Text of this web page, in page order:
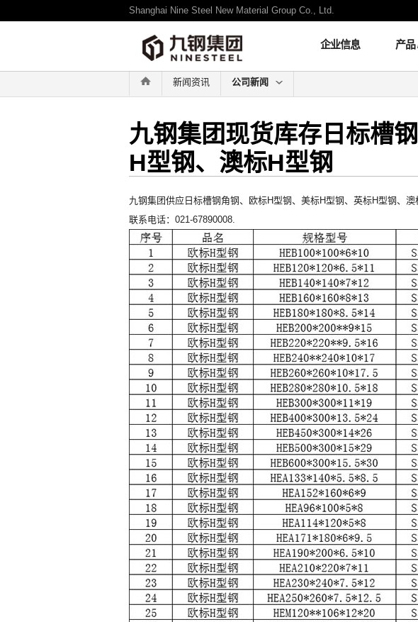
-->
Shanghai Nine Steel New Material Group Co., Ltd.
企业信息 产品
新闻资讯 公司新闻
九钢集团现货库存日标槽
H型钢、澳标H型钢
九钢集团供应日标槽钢角钢、欧标H型钢、美标H型钢、英标H型钢、
联系电话：021-67890008.